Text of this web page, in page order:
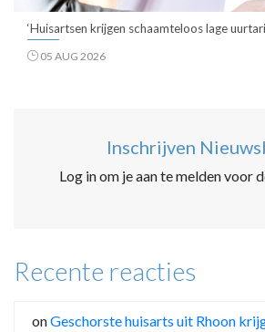
‘Huisartsen krijgen schaamteloos lage
05 AUG 2026
Inschrijven
Log in om je aan te melden voor
Recente reacties
onGeschorste huisarts uit Rhoon